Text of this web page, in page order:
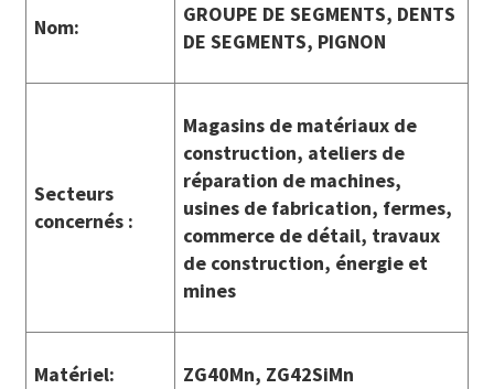
Nom:
GROUPE DE SEGMENTS, DENTS
DE SEGMENTS, PIGNON
Secteurs
concernés :
Magasins de matériaux de
construction, ateliers de
réparation de machines,
usines de fabrication, fermes,
commerce de détail, travaux
de construction, énergie et
mines
Matériel: ZG40Mn, ZG42SiMn